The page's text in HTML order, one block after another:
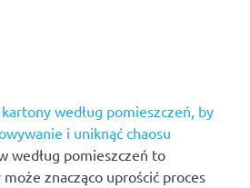
według pomieszczeń, by
i uniknąć chaosu
według pomieszczeń to
znacząco uprościć proces